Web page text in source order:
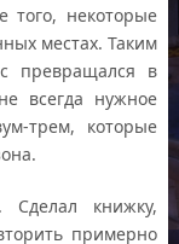
того, некоторые
местах. Таким
превращался в
всегда нужное
трем, которые
книжку,
примерно